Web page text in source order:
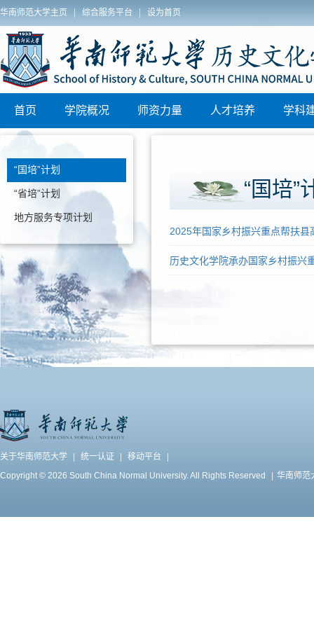
华南师范大学主页 综合服务平台 设为首页
历史文化学
首页 学院概况 师资力量 人才培养 学科
“国培”计划
“省培”计划
地方服务专项计划
“国培”
2025年国家乡村振兴重点帮扶
历史文化学院承办国家乡村振兴
关于华南师范大学 | 统一认证 | 移动平台
|
Copyright © 2026 South China Normal University. All Rights Reserved
| 华南师范